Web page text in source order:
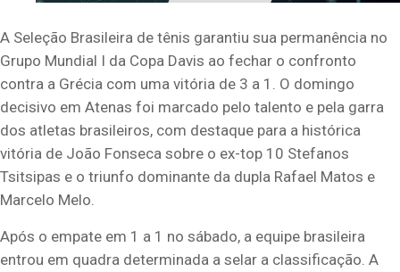
A Seleção Brasileira de tênis garantiu sua permanência no
Grupo Mundial I da Copa Davis ao fechar o confronto
contra a Grécia com uma vitória de 3 a 1. O domingo
decisivo em Atenas foi marcado pelo talento e pela garra
dos atletas brasileiros, com destaque para a histórica
vitória de João Fonseca sobre o ex-top 10 Stefanos
Tsitsipas e o triunfo dominante da dupla Rafael Matos e
Marcelo Melo.
Após o empate em 1 a 1 no sábado, a equipe brasileira
entrou em quadra determinada a selar a classificação. A